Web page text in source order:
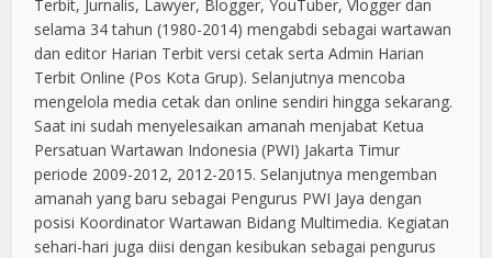
Terbit, Jurnalis, Lawyer, Blogger, YouTuber, Vlogger dan
selama 34 tahun (1980-2014) mengabdi sebagai wartawan
dan editor Harian Terbit versi cetak serta Admin Harian
Terbit Online (Pos Kota Grup). Selanjutnya mencoba
mengelola media cetak dan online sendiri hingga sekarang.
Saat ini sudah menyelesaikan amanah menjabat Ketua
Persatuan Wartawan Indonesia (PWI) Jakarta Timur
periode 2009-2012, 2012-2015. Selanjutnya mengemban
amanah yang baru sebagai Pengurus PWI Jaya dengan
posisi Koordinator Wartawan Bidang Multimedia. Kegiatan
sehari-hari juga diisi dengan kesibukan sebagai pengurus